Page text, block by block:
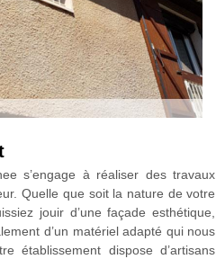
s’engage à réaliser des travaux
Quelle que soit la nature de votre
jouir d’une façade esthétique,
d’un matériel adapté qui nous
établissement dispose d’artisans